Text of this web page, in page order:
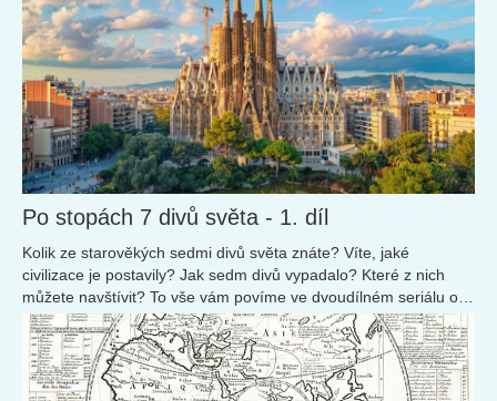
Po stopách 7 divů světa - 1. díl
Kolik ze starověkých sedmi divů světa znáte? Víte, jaké
civilizace je postavily? Jak sedm divů vypadalo? Které z nich
můžete navštívit? To vše vám povíme ve dvoudílném seriálu o
těchto výjimečných stavbách.